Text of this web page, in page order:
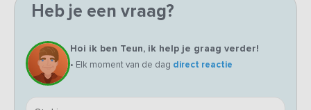
Heb je een vraag?
Hoi ik ben Teun, ik help je graag verder!
• Elk moment van de dag direct reactie